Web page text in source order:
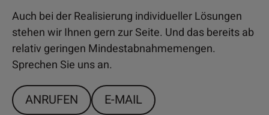
Auch bei der Realisierung individueller Lösungen
stehen wir Ihnen gern zur Seite. Und das bereits ab
relativ geringen Mindestabnahmemengen.
Sprechen Sie uns an.
ANRUFEN E-MAIL